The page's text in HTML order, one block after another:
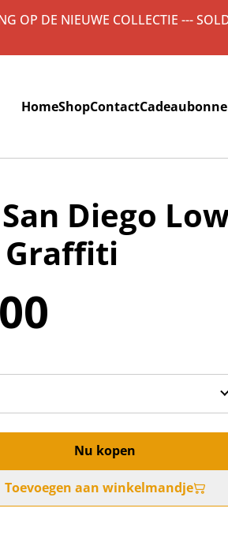
OP DE NIEUWE COLLECTIE ---
HomeShopContact
Diego
Nu kopen
Toevoegen aan winkelmandje